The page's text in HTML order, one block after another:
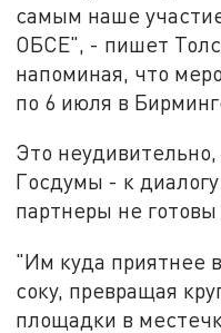
самым наше
ОБСЕ", - пишет
напоминая, что
по 6 июля в
Это
Госдумы - к
партнеры не
"Им куда приятнее
соку, превращая
площадки в